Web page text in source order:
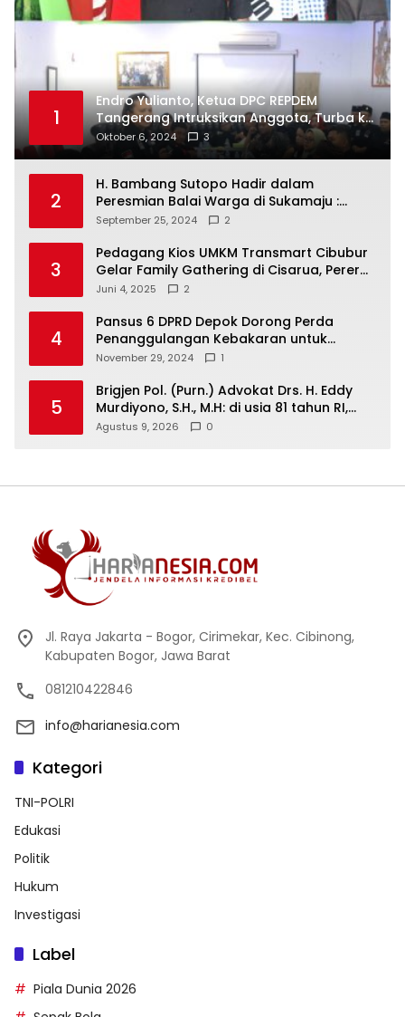
1
Endro Yulianto, Ketua DPC REPDEM
Tangerang Intruksikan Anggota, Turba ke
Masyarakat Dan Jalani Apa Yang di
Putuskan RAKERCABSUS
Oktober 6, 2024 3
2
H. Bambang Sutopo Hadir dalam
Peresmian Balai Warga di Sukamaju :
Wadah Baru untuk Kolaborasi dan
September 25, 2024 2
3
Pedagang Kios UMKM Transmart Cibubur
Gelar Family Gathering di Cisarua, Pererat
Silaturahmi dan Kekompakan
Juni 4, 2025 2
4
Pansus 6 DPRD Depok Dorong Perda
Penanggulangan Kebakaran untuk
Keselamatan Warga
November 29, 2024 1
5
Brigjen Pol. (Purn.) Advokat Drs. H. Eddy
Murdiyono, S.H., M.H: di usia 81 tahun RI,
tegakkan supremasi hukum dan keadilan
Agustus 9, 2026 0
Jl. Raya Jakarta - Bogor, Cirimekar, Kec. Cibinong,
Kabupaten Bogor, Jawa Barat
081210422846
info@harianesia.com
Kategori
TNI-POLRI
Edukasi
Politik
Hukum
Investigasi
Label
Piala Dunia 2026